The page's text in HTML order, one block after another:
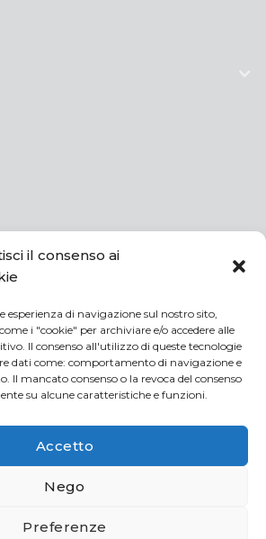
il consenso ai
esperienza di navigazione sul nostro sito,
i "cookie" per archiviare e/o accedere alle
Il consenso all'utilizzo di queste tecnologie
dati come: comportamento di navigazione e
Il mancato consenso o la revoca del consenso
su alcune caratteristiche e funzioni.
Accetto
Nego
Preferenze
NEWSLETTER
aggiornato iscrivendoti alla
trattamento dei miei dati personali